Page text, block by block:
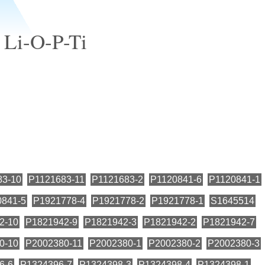
O-P-Ti
10 P1121683-11 P1121683-2 P1120841-6 P1120841-1
5 P1921778-4 P1921778-2 P1921778-1 S1645514
10 P1821942-9 P1821942-3 P1821942-2 P1821942-7
10 P2002380-11 P2002380-1 P2002380-2 P2002380-3